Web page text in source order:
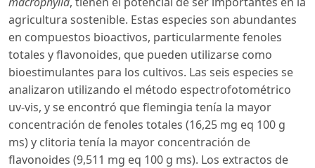
agricultura sostenible. Estas especies son abundantes
en compuestos bioactivos, particularmente fenoles
totales y flavonoides, que pueden utilizarse como
bioestimulantes para los cultivos. Las seis especies se
analizaron utilizando el método espectrofotométrico
uv-vis, y se encontró que flemingia tenía la mayor
concentración de fenoles totales (16,25 mg eq 100 g
ms) y clitoria tenía la mayor concentración de
flavonoides (9,511 mg eq 100 g ms). Los extractos de